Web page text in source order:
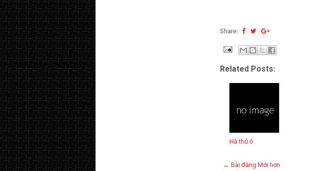
Share:
Related Posts:
Hà thủ ô
← Bài đăng Mới hơn